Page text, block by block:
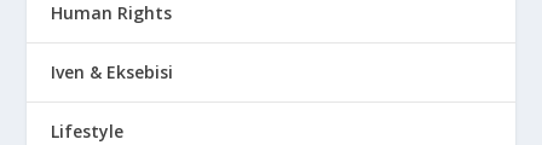
Human Rights
Iven & Eksebisi
Lifestyle